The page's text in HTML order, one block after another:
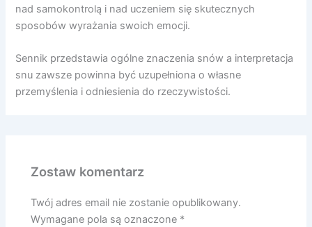
nad samokontrolą i nad uczeniem się skutecznych
sposobów wyrażania swoich emocji.
Sennik przedstawia ogólne znaczenia snów a interpretacja
snu zawsze powinna być uzupełniona o własne
przemyślenia i odniesienia do rzeczywistości.
Zostaw komentarz
Twój adres email nie zostanie opublikowany.
Wymagane pola są oznaczone *